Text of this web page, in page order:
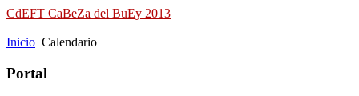
CdEFT CaBeZa del BuEy 2013
Inicio Calendario
Portal